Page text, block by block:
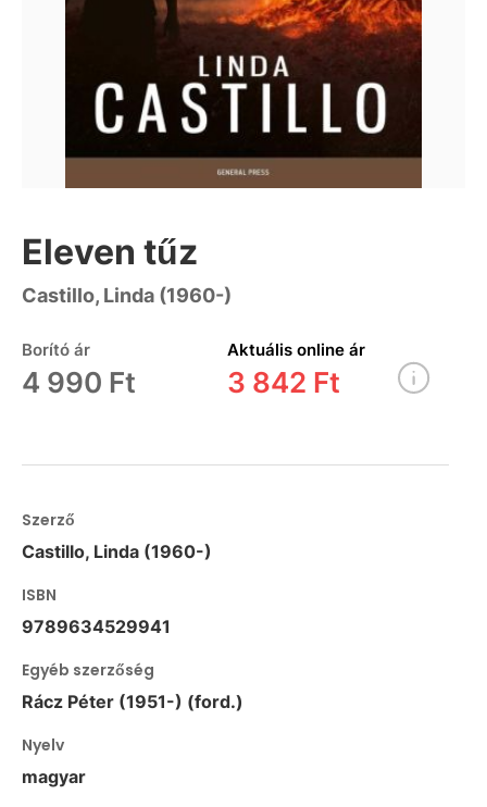
Eleven tűz
Castillo, Linda (1960-)
Borító ár
4 990 Ft
Aktuális online ár
3 842 Ft
Szerző
Castillo, Linda (1960-)
ISBN
9789634529941
Egyéb szerzőség
Rácz Péter (1951-) (ford.)
Nyelv
magyar